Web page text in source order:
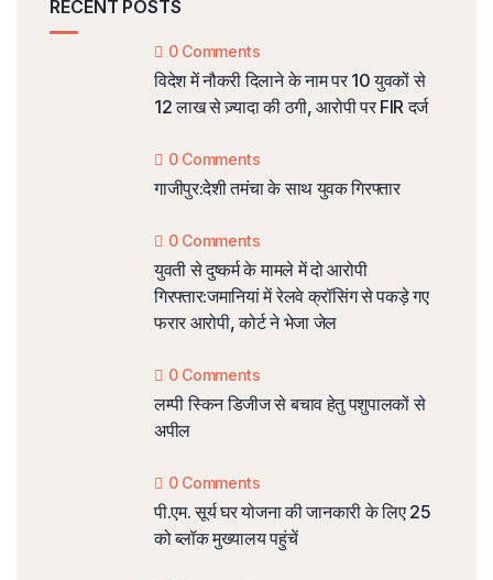
RECENT POSTS
0 Comments
विदेश में नौकरी दिलाने के नाम पर 10 युवकों से
12 लाख से ज़्यादा की ठगी, आरोपी पर FIR दर्ज
0 Comments
गाजीपुर:देशी तमंचा के साथ युवक गिरफ्तार
0 Comments
युवती से दुष्कर्म के मामले में दो आरोपी
गिरफ्तार:जमानियां में रेलवे क्रॉसिंग से पकड़े गए
फरार आरोपी, कोर्ट ने भेजा जेल
0 Comments
लम्पी स्किन डिजीज से बचाव हेतु पशुपालकों से
अपील
0 Comments
पी.एम. सूर्य घर योजना की जानकारी के लिए 25
को ब्लॉक मुख्यालय पहुंचें